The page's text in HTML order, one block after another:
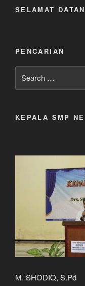
SELAMAT
PENCARIAN
for:
KEPALA SMP
M. SHODIQ, S.Pd